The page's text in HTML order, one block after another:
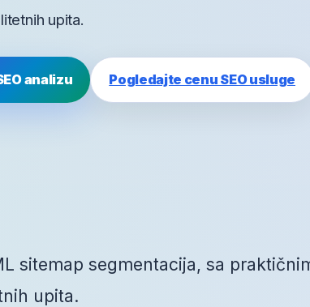
upita.
analizu Pogledajte cenu SEO usluge
sitemap segmentacija, sa
upita.